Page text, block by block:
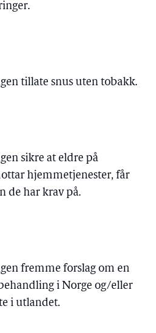
tillate snus uten tobakk.
sikre at eldre på
hjemmetjenester, får
de har krav på.
fremme forslag om en
i Norge og/eller
i utlandet.